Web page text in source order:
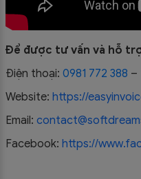
Để được tư vấn và hỗ
Điện thoại: 0981 772 388 –
Website: https://
Email:
Facebook: https://